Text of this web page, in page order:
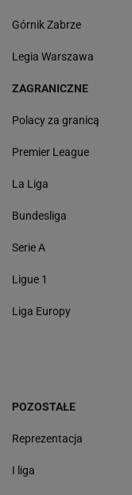
Górnik Zabrze
Legia Warszawa
ZAGRANICZNE
Polacy za granicą
Premier League
La Liga
Bundesliga
Serie A
Ligue 1
Liga Europy
POZOSTAŁE
Reprezentacja
I liga